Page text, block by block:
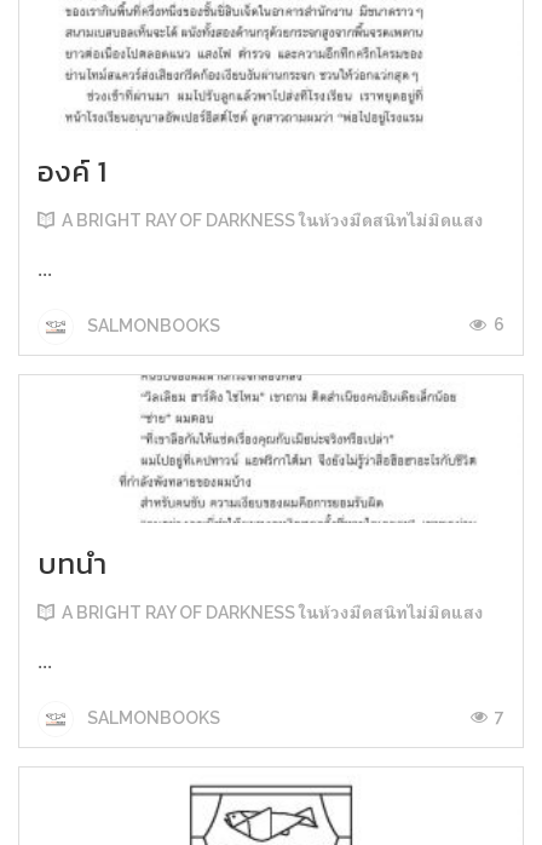
องค์ 1
A BRIGHT RAY OF DARKNESS ในห้วงมืดสนิทไม่มิดแสง
...
SALMONBOOKS 6
บทนำ
A BRIGHT RAY OF DARKNESS ในห้วงมืดสนิทไม่มิดแสง
...
SALMONBOOKS 7